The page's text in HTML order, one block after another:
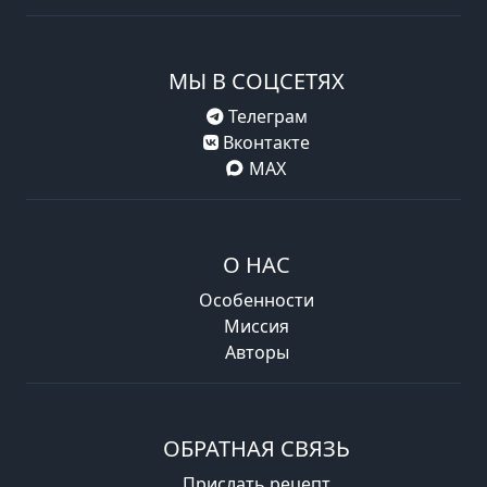
МЫ В СОЦСЕТЯХ
Телеграм
Вконтакте
MAX
О НАС
Особенности
Миссия
Авторы
ОБРАТНАЯ СВЯЗЬ